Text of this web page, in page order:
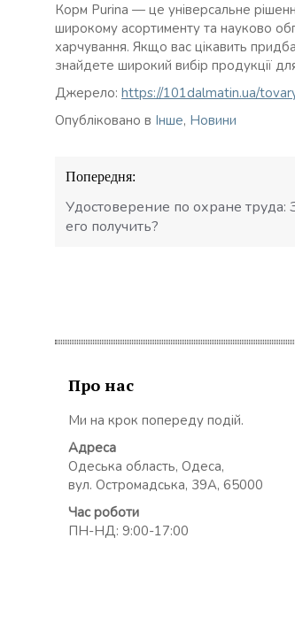
Корм Purina — це універсальне
широкому асортименту та науково
харчування. Якщо вас цікавить
знайдете широкий вибір продукції
Джерело: https://101dalmatin.ua/
Опубліковано в Інше, Новини
Навігація
записів
Попередня:
Удостоверение по охране труда:
его получить?
Про нас
Ми на крок попереду подій.
Адреса
Одеська область, Одеса,
вул. Остромадська, 39А, 65000
Час роботи
ПН-НД: 9:00-17:00